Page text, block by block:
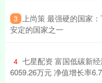
3
上尚策 最强硬的国家
安定的国家之一
4 七星配资 富国低碳新
6059.26万元 净值增长率